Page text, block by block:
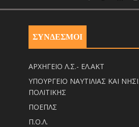
ΣΥΝΔΕΣΜΟΙ
ΑΡΧΗΓΕΙΟ Λ.Σ.- ΕΛ.ΑΚΤ
ΥΠΟΥΡΓΕΙΟ ΝΑΥΤΙΛΙΑΣ ΚΑΙ
ΠΟΛΙΤΙΚΗΣ
ΠΟΕΠΛΣ
Π.Ο.Λ.